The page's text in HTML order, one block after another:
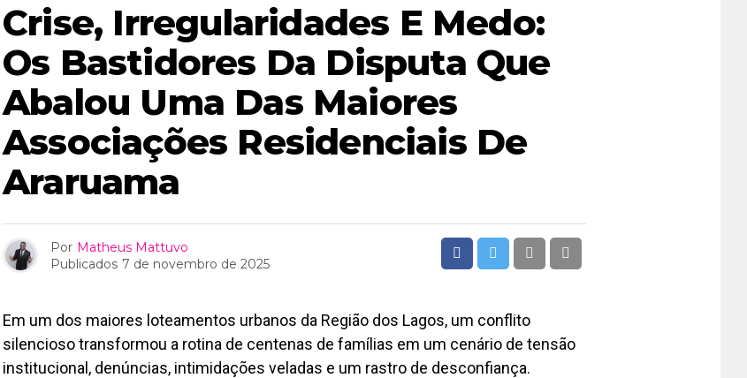
Crise, Irregularidades E Medo:
Os Bastidores Da Disputa Que
Abalou Uma Das Maiores
Associações Residenciais De
Araruama
Por Matheus Mattuvo
Publicados 7 de novembro de 2025
Em um dos maiores loteamentos urbanos da Região dos Lagos, um conflito
silencioso transformou a rotina de centenas de famílias em um cenário de tensão
institucional, denúncias, intimidações veladas e um rastro de desconfiança.